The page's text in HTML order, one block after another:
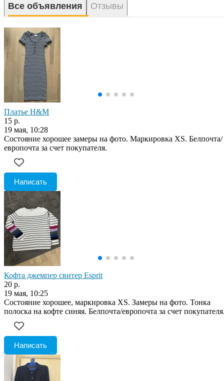
Все объявления Отзывы
Платье H&M
15 р.
19 мая, 10:28
Состояние хорошее замеры на фото. Маркировка XS. Белпочта/
европочта за счет покупателя.
Написать
Кофта джемпер свитер Esprit
20 р.
19 мая, 10:25
Состояние хорошее, маркировка XS. Замеры на фото. Тонка
полоска на кофте синяя. Белпочта/европочта за счет
Написать